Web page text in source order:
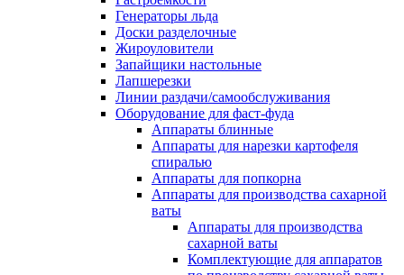
Генераторы льда
Доски разделочные
Жироуловители
Запайщики настольные
Лапшерезки
Линии раздачи/самообслуживания
Оборудование для фаст-фуда
Аппараты блинные
Аппараты для нарезки картофеля
спиралью
Аппараты для попкорна
Аппараты для производства сахарной
ваты
Аппараты для производства
сахарной ваты
Комплектующие для аппаратов